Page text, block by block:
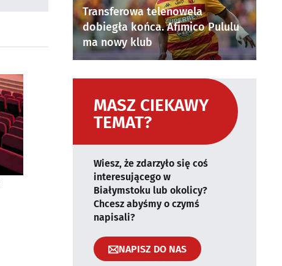
Transferowa telenowela
dobiegła końca. Afimico Pululu
ma nowy klub
MASZ CIEKAWY
TEMAT?
Wiesz, że zdarzyło się coś
interesującego w
Białymstoku lub okolicy?
Chcesz abyśmy o czymś
napisali?
NAPISZ DO NAS